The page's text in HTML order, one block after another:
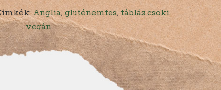
Anglia,gluténemtes, táblás csoki,
vegán